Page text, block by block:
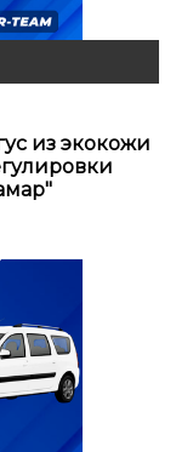
из экокожи